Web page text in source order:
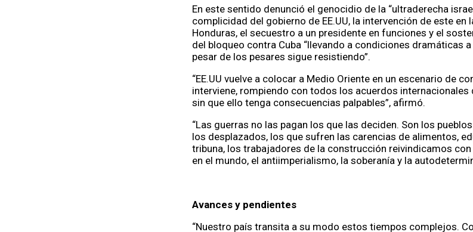
En este sentido denunció el genocidio de la “ultraderecha
complicidad del gobierno de EE.UU, la intervención de este en
Honduras, el secuestro a un presidente en funciones y el
del bloqueo contra Cuba “llevando a condiciones dramáticas
pesar de los pesares sigue resistiendo”.
“EE.UU vuelve a colocar a Medio Oriente en un escenario de
interviene, rompiendo con todos los acuerdos
sin que ello tenga consecuencias palpables”, afirmó.
“Las guerras no las pagan los que las deciden. Son los
los desplazados, los que sufren las carencias de alimentos,
tribuna, los trabajadores de la construcción reivindicamos
en el mundo, el antiimperialismo, la soberanía y la
Avances y pendientes
“Nuestro país transita a su modo estos tiempos complejos.